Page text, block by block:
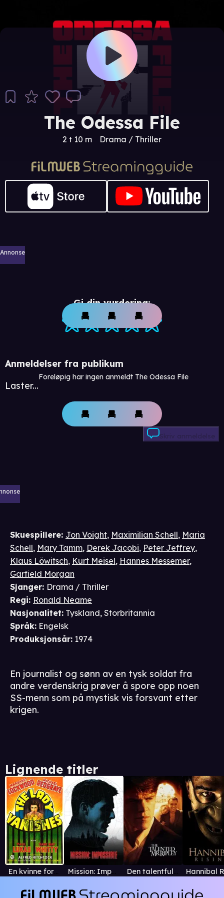
The Odessa File
2 t 10 m Drama / Thriller
Annonse
Gi din vurdering:
Anmeldelser fra publikum
Laster...
Foreløpig har ingen anmeldt The Odessa File
Skriv anmeldelse
Skuespillere: Jon Voight, Maximilian Schell, Maria
Schell, Mary Tamm, Derek Jacobi, Peter Jeffrey,
Klaus Löwitsch, Kurt Meisel, Hannes Messemer,
Garfield Morgan
Sjanger: Drama / Thriller
Regi: Ronald Neame
Nasjonalitet: Tyskland, Storbritannia
Språk: Engelsk
Produksjonsår: 1974
En journalist og sønn av en tysk soldat fra
andre verdenskrig prøver å spore opp noen
SS-menn som på mystisk vis forsvant etter
krigen.
Lignende titler
En kvinne forsvinner Mission: Impossible Den talentfulle mr. Ripley